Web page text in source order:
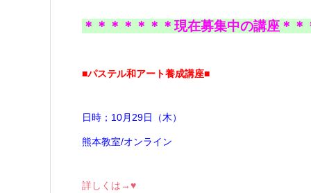
＊＊＊＊＊＊＊現在募集中の講座＊＊
■パステル和アート養成講座■
日時；10月29日（木）
熊本教室/オンライン
詳しくは→♥